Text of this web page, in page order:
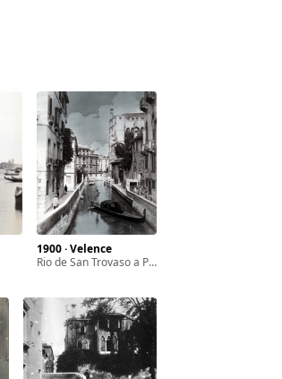
1900 · Velence
Rio de San Trovaso a Ponte delle Meraviglie-ről a Canal Grande felé nézve. Jobbra a téglakerítés végénél a Calle Contarini Corfù torkolata, emögött a Palazzo Contarini Corfù.